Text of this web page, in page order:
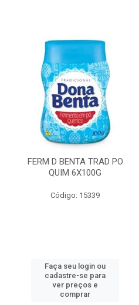
FERM D BENTA TRAD PO
QUIM 6X100G
Código: 15339
Faça seu login ou
cadastre-se para
ver preços e
comprar